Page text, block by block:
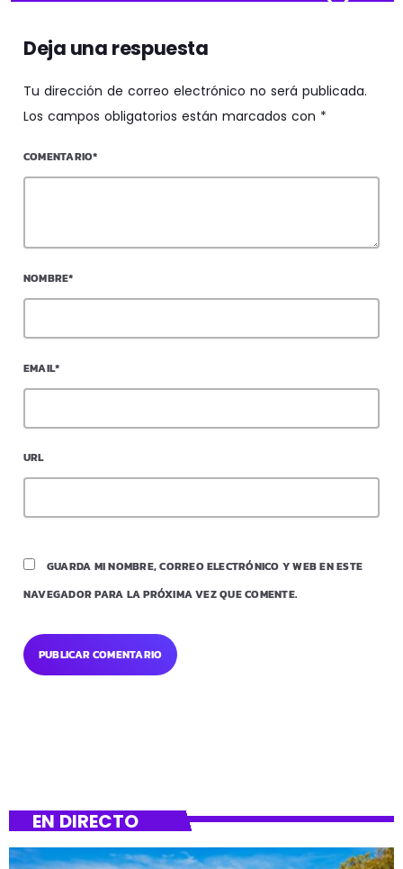
Deja una respuesta
Tu dirección de correo electrónico no será publicada.
Los campos obligatorios están marcados con *
COMENTARIO*
NOMBRE*
EMAIL*
URL
GUARDA MI NOMBRE, CORREO ELECTRÓNICO Y WEB EN ESTE
NAVEGADOR PARA LA PRÓXIMA VEZ QUE COMENTE.
EN DIRECTO